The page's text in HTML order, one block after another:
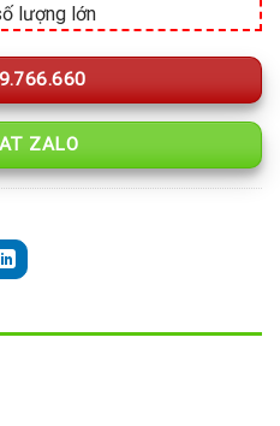
lượng lớn
ZALO